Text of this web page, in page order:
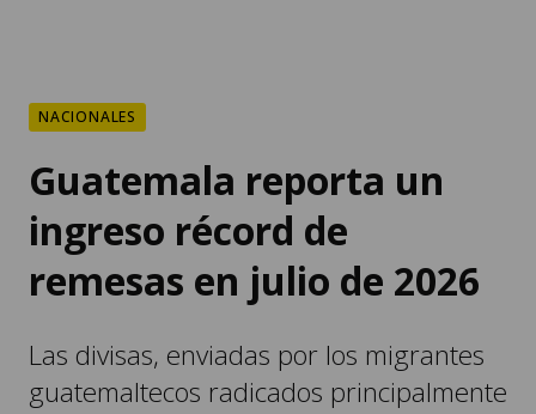
Guatemala reporta un
ingreso récord de
remesas en julio de 2026
Las divisas, enviadas por los migrantes
en Estados Unidos, ha matenido una
tendencia al alza.